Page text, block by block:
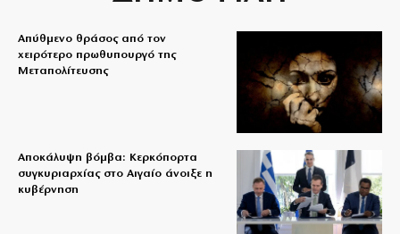
Απύθμενο θράσος από τον
χειρότερο πρωθυπουργό της
Μεταπολίτευσης
Αποκάλυψη βόμβα: Κερκόπορτα
συγκυριαρχίας στο Αιγαίο άνοιξε η
κυβέρνηση